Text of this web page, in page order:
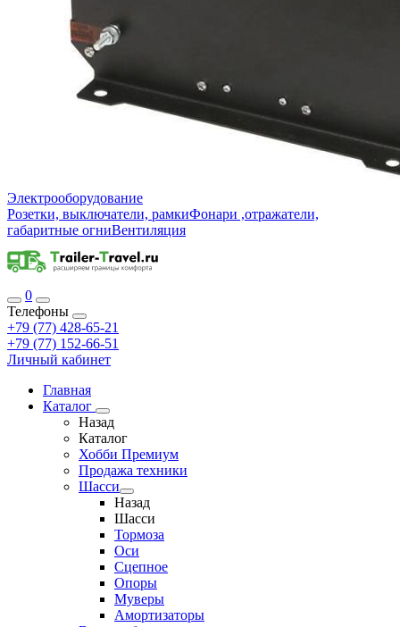
Электрооборудование
Розетки, выключатели, рамкиФонари ,отражатели,
габаритные огниВентиляция
0
Телефоны
+79 (77) 428-65-21
+79 (77) 152-66-51
Личный кабинет
Главная
Каталог
Назад
Каталог
Хобби Премиум
Продажа техники
Шасси
Назад
Шасси
Тормоза
Оси
Сцепное
Опоры
Муверы
Амортизаторы